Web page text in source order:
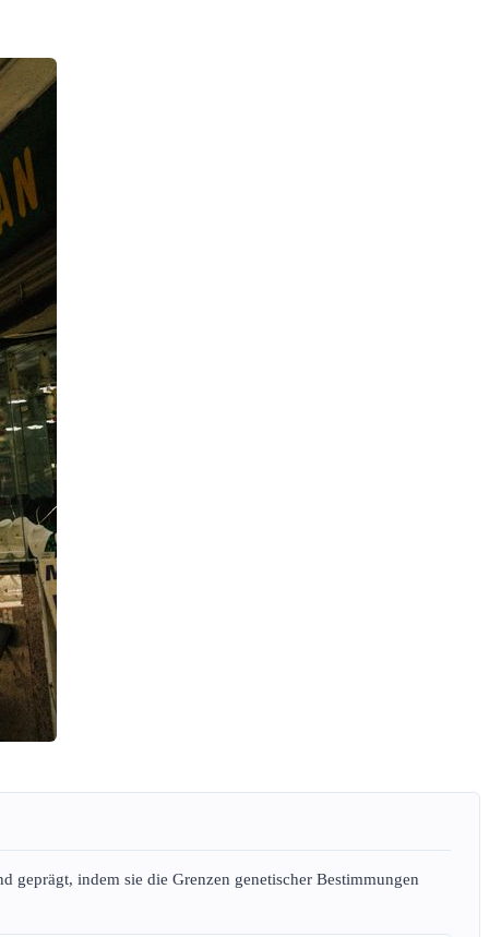
geprägt, indem sie die Grenzen genetischer Bestimmungen